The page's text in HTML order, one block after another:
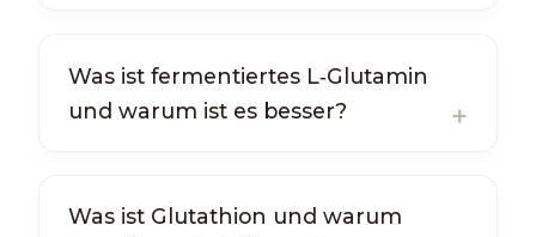
Was ist fermentiertes L‑Glutamin
und warum ist es besser?
Was ist Glutathion und warum